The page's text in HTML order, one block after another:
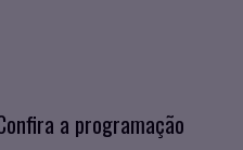
a programação